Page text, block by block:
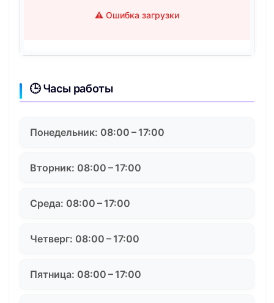
⚠️ Ошибка загрузки
🕒 Часы работы
Понедельник: 08:00 – 17:00
Вторник: 08:00 – 17:00
Среда: 08:00 – 17:00
Четверг: 08:00 – 17:00
Пятница: 08:00 – 17:00